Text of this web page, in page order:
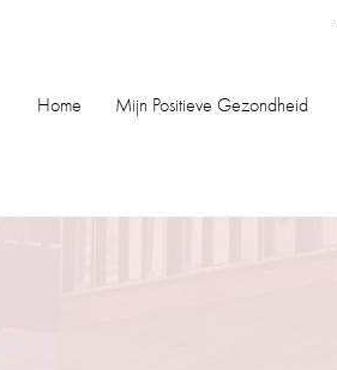
Home Mijn Positieve Gezondheid